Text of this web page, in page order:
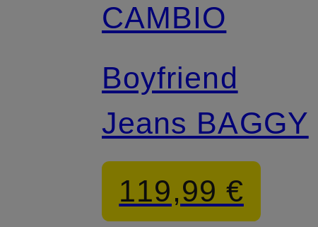
Zertifiziert
CAMBIO
Boyfriend
Jeans BAGGY
119,99 €